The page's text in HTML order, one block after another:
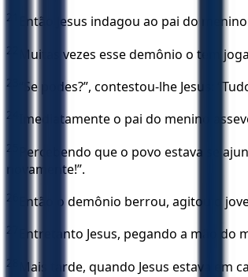
21 Então Jesus indagou ao pai do
22 Muitas vezes esse demônio o tem
23 “Se podes?”, contestou-lhe Jesus:
24 Imediatamente o pai do menino
25
Percebendo que o povo estava se
novamente!”.
26 Então o demônio berrou, agitou o
27 Entretanto Jesus, pegando a mão
28 Mais tarde, quando Jesus estava